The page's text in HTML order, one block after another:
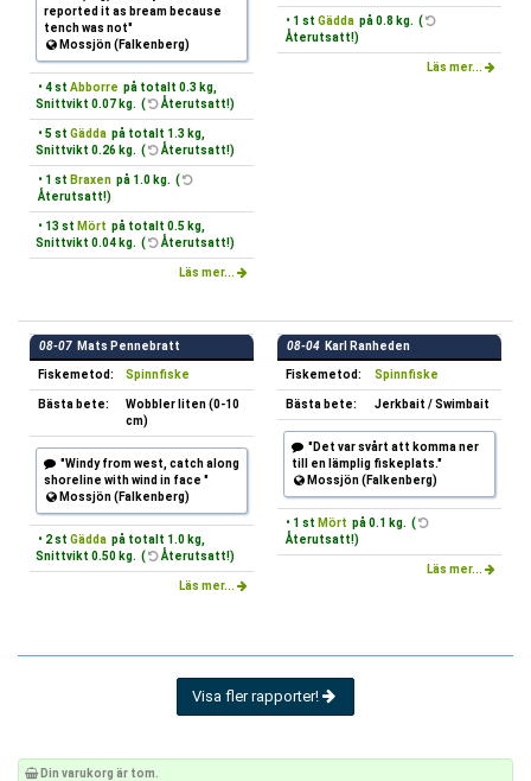
reported it as bream because
tench was not"
Mossjön (Falkenberg)
• 4 st Abborre på totalt 0.3 kg,
Snittvikt 0.07 kg. (
Återutsatt!)
• 5 st Gädda på totalt 1.3 kg,
Snittvikt 0.26 kg. (
Återutsatt!)
• 1 st Braxen på 1.0 kg. (
Återutsatt!)
• 13 st Mört på totalt 0.5 kg,
Snittvikt 0.04 kg. (
Återutsatt!)
Läs mer...
• 1 st Gädda på 0.8 kg. (
Återutsatt!)
Läs mer...
08-07 Mats Pennebratt
Fiskemetod: Spinnfiske
Bästa bete:
Wobbler liten (0-10
cm)
"Windy from west, catch along
shoreline with wind in face "
Mossjön (Falkenberg)
• 2 st Gädda på totalt 1.0 kg,
Snittvikt 0.50 kg. (
Återutsatt!)
Läs mer...
08-04 Karl Ranheden
Fiskemetod: Spinnfiske
Bästa bete: Jerkbait / Swimbait
"Det var svårt att komma ner
till en lämplig fiskeplats."
Mossjön (Falkenberg)
• 1 st Mört på 0.1 kg. (
Återutsatt!)
Läs mer...
Visa fler rapporter!
Din varukorg är tom.